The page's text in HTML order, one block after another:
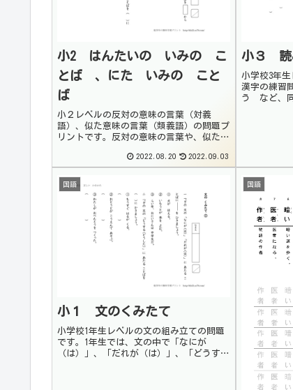
小2 はんたいの いみの こ
とば 、にた いみの こと
ば
小２レベルの反対の意味の言葉（対義
語）、似た意味の言葉（類義語）の問題プ
リントです。反対の意味の言葉や、似た意
広げることが出来ます。また、読解や作文
の力をつけることにもつながります。いろ
いろな問題に取り...
2022.08.20 2022.09.03
小３ 読
小学校3年
漢字の練習
う など、
国語
小１ 文のくみたて
小学校1年生レベルの文の組み立ての問題
です。1年生では、文の中で「なにが
（は）」、「だれが（は）」、「どうする
国語